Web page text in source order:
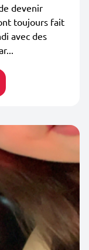
devenir
toujours fait
avec des